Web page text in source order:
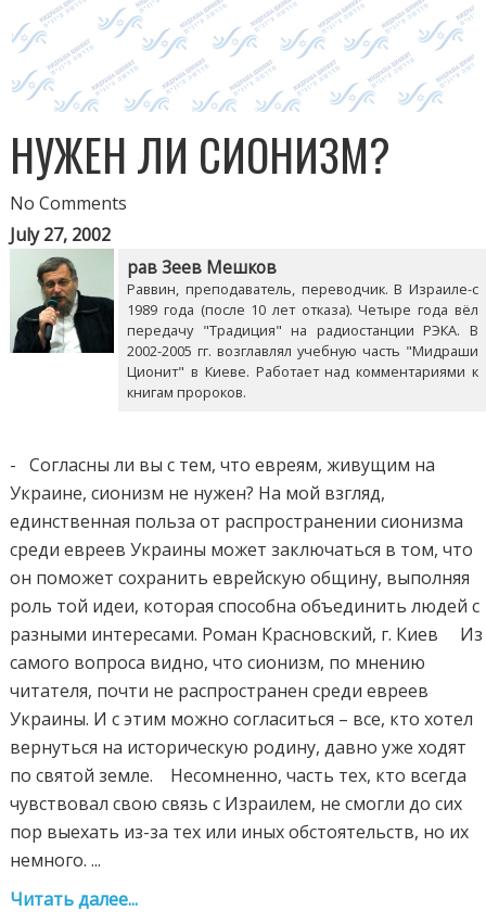
НУЖЕН ЛИ СИОНИЗМ?
No Comments
July 27, 2002
рав Зеев Мешков
Раввин, преподаватель, переводчик. В Израиле-с
1989 года (после 10 лет отказа). Четыре года вёл
передачу "Традиция" на радиостанции РЭКА. В
2002-2005 гг. возглавлял учебную часть "Мидраши
Ционит" в Киеве. Работает над комментариями к
книгам пророков.
- Согласны ли вы с тем, что евреям, живущим на
Украине, сионизм не нужен? На мой взгляд,
единственная польза от распространении сионизма
среди евреев Украины может заключаться в том, что
он поможет сохранить еврейскую общину, выполняя
роль той идеи, которая способна объединить людей с
разными интересами. Роман Красновский, г. Киев Из
самого вопроса видно, что сионизм, по мнению
читателя, почти не распространен среди евреев
Украины. И с этим можно согласиться – все, кто хотел
вернуться на историческую родину, давно уже ходят
по святой земле. Несомненно, часть тех, кто всегда
чувствовал свою связь с Израилем, не смогли до сих
пор выехать из-за тех или иных обстоятельств, но их
немного. ...
Читать далее...